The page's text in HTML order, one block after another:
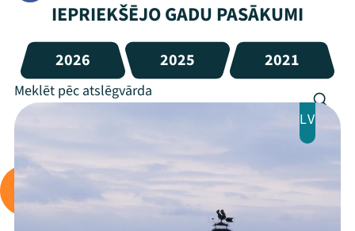
IEPRIEKŠĒJO GADU PASĀKUMI
2026 2025 2021
LV